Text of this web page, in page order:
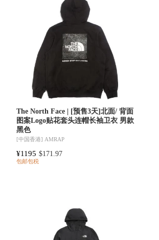
The North Face | [预售3天]北面/ 背面
图案Logo贴花套头连帽长袖卫衣 男款
黑色
[中国香港] AMRAP
¥1195 $171.97
包邮包税